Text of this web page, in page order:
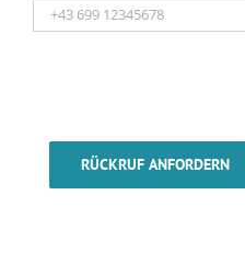
RÜCKRUF ANFORDERN